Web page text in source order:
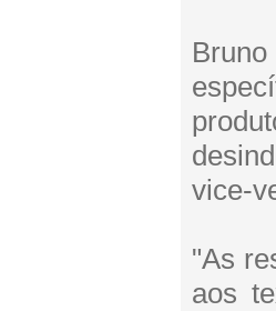
vice-
"As
aos